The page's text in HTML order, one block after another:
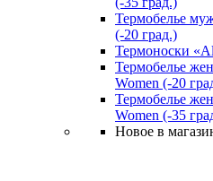
Термобелье
(-20 град.)
Термоноски
Термобелье
Women (-20
Термобелье
Women (-35
Новое в